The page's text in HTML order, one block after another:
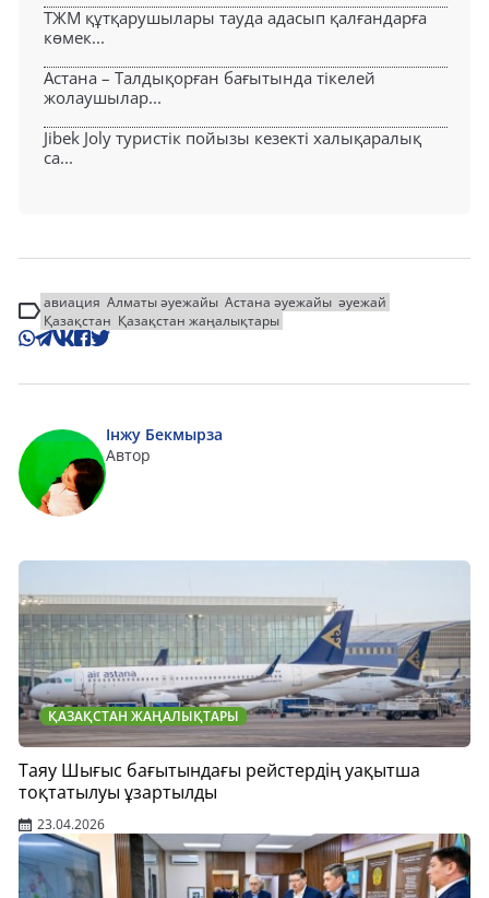
ТЖМ құтқарушылары тауда адасып қалғандарға
көмек...
Астана – Талдықорған бағытында тікелей
жолаушылар...
Jibek Joly туристік пойызы кезекті халықаралық
са...
авиация Алматы әуежайы Астана әуежайы әуежай
Қазақстан Қазақстан жаңалықтары
Інжу Бекмырза
Автор
ҚАЗАҚСТАН ЖАҢАЛЫҚТАРЫ
Таяу Шығыс бағытындағы рейстердің уақытша
тоқтатылуы ұзартылды
23.04.2026